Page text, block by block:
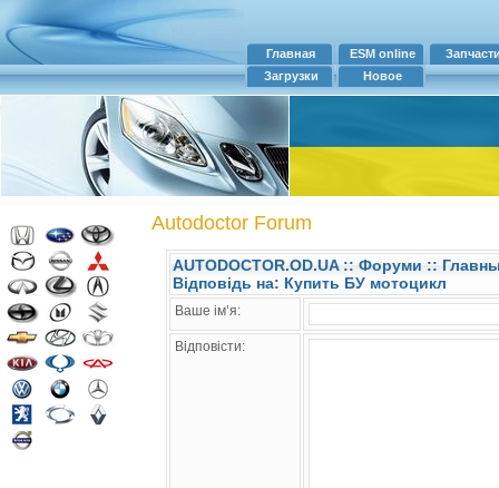
Главная ESM online
Загрузки
Новое
Autodoctor Forum
AUTODOCTOR.OD.UA:: Форуми ::
Відповідь на: Купить БУ мотоцикл
Ваше ім’я:
Відповісти: